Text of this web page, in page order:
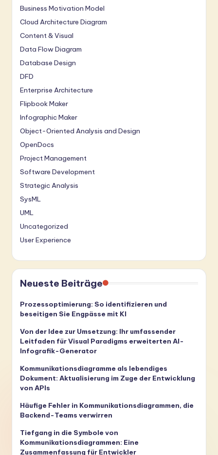
Business Motivation Model
Cloud Architecture Diagram
Content & Visual
Data Flow Diagram
Database Design
DFD
Enterprise Architecture
Flipbook Maker
Infographic Maker
Object-Oriented Analysis and Design
OpenDocs
Project Management
Software Development
Strategic Analysis
SysML
UML
Uncategorized
User Experience
Neueste Beiträge
Prozessoptimierung: So identifizieren und
beseitigen Sie Engpässe mit KI
Von der Idee zur Umsetzung: Ihr umfassender
Leitfaden für Visual Paradigms erweiterten AI-
Infografik-Generator
Kommunikationsdiagramme als lebendiges
Dokument: Aktualisierung im Zuge der Entwicklung
von APIs
Häufige Fehler in Kommunikationsdiagrammen, die
Backend-Teams verwirren
Tiefgang in die Symbole von
Kommunikationsdiagrammen: Eine
Zusammenfassung für Entwickler